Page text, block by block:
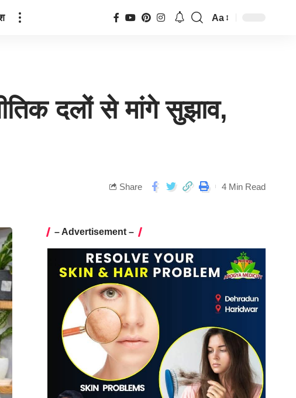
Aa
दलों से मांगे सुझाव,
Share 4 Min Read
– Advertisement –